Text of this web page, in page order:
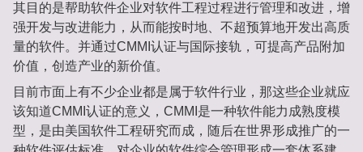
其⽬的是帮助软件企业对软件⼯程过程进⾏管理和改进，增
强开发与改进能⼒，从⽽能按时地、不超预算地开发出⾼质
量的软件。并通过CMMI认证与国际接轨，可提⾼产品附加
价值，创造产业的新价值。
⽬前市⾯上有不少企业都是属于软件⾏业，那这些企业就应
该知道CMMI认证的意义，CMMI是⼀种软件能⼒成熟度模
型，是由美国软件⼯程研究⽽成，随后在世界形成推⼴的⼀